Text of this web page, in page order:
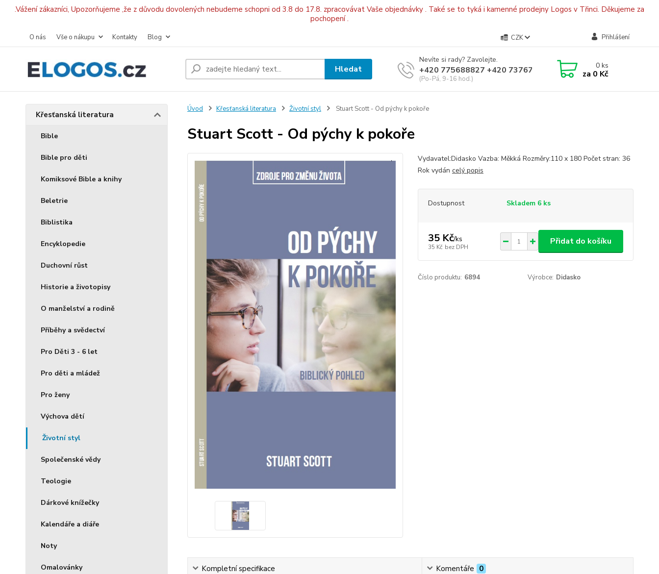
.Vážení zákazníci, Upozorňujeme ,že z důvodu dovolených nebudeme schopni od 3.8 do 17.8. zpracovávat Vaše objednávky . Také se to tyká i kamenné prodejny Logos v Třinci. Děkujeme za
pochopení .
O nás Vše o nákupu Kontakty Blog CZK Přihlášení
Hledat
Nevíte si rady? Zavolejte.
+420 775688827 +420 737670415
(Po-Pá, 9-16 hod.)
0ks
za 0 Kč
Křesťanská literatura
Bible
Bible pro děti
Komiksové Bible a knihy
Beletrie
Biblistika
Encyklopedie
Duchovní růst
Historie a životopisy
O manželství a rodině
Příběhy a svědectví
Pro Děti 3 - 6 let
Pro děti a mládež
Pro ženy
Výchova dětí
Životní styl
Společenské vědy
Teologie
Dárkové knížečky
Kalendáře a diáře
Noty
Omalovánky
Úvod Křesťanská literatura Životní styl Stuart Scott - Od pýchy k pokoře
Stuart Scott - Od pýchy k pokoře
Vydavatel:Didasko Vazba: Měkká Rozměry:110 x 180 Počet stran: 36
Rok vydán celý popis
Dostupnost Skladem 6 ks
35 Kč/ks
35 Kč bez DPH
Přidat do košíku
Číslo produktu: 6894 Výrobce: Didasko
Kompletní specifikace Komentáře 0